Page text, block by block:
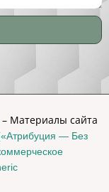
– Материалы сайта
— Без